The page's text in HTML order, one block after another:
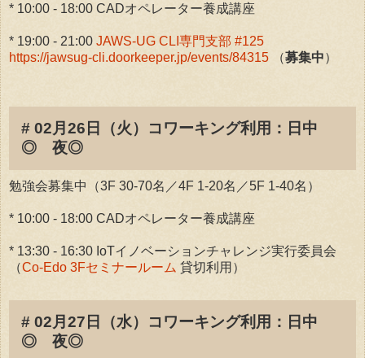
* 10:00 - 18:00 CADオペレーター養成講座
* 19:00 - 21:00 JAWS-UG CLI専門支部 #125
https://jawsug-cli.doorkeeper.jp/events/84315 （募集中）
# 02月26日（火）コワーキング利用：日中
◎ 夜◎
勉強会募集中（3F 30-70名／4F 1-20名／5F 1-40名）
* 10:00 - 18:00 CADオペレーター養成講座
* 13:30 - 16:30 IoTイノベーションチャレンジ実行委員会
（Co-Edo 3Fセミナールーム 貸切利用）
# 02月27日（水）コワーキング利用：日中
◎ 夜◎